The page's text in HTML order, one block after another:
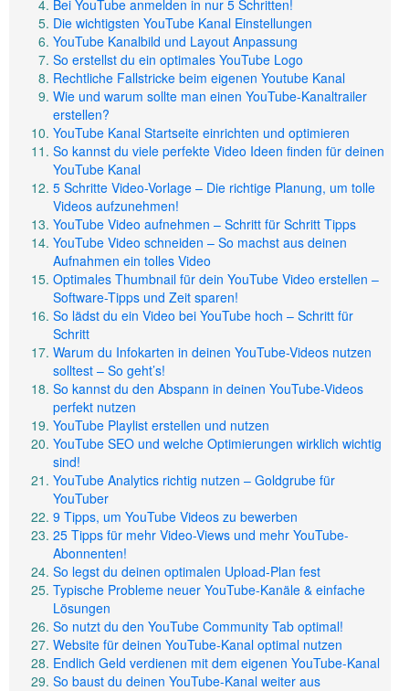
Bei YouTube anmelden in nur 5 Schritten!
Die wichtigsten YouTube Kanal Einstellungen
YouTube Kanalbild und Layout Anpassung
So erstellst du ein optimales YouTube Logo
Rechtliche Fallstricke beim eigenen Youtube Kanal
Wie und warum sollte man einen YouTube-Kanaltrailer
erstellen?
YouTube Kanal Startseite einrichten und optimieren
So kannst du viele perfekte Video Ideen finden für deinen
YouTube Kanal
5 Schritte Video-Vorlage – Die richtige Planung, um tolle
Videos aufzunehmen!
YouTube Video aufnehmen – Schritt für Schritt Tipps
YouTube Video schneiden – So machst aus deinen
Aufnahmen ein tolles Video
Optimales Thumbnail für dein YouTube Video erstellen –
Software-Tipps und Zeit sparen!
So lädst du ein Video bei YouTube hoch – Schritt für
Schritt
Warum du Infokarten in deinen YouTube-Videos nutzen
solltest – So geht’s!
So kannst du den Abspann in deinen YouTube-Videos
perfekt nutzen
YouTube Playlist erstellen und nutzen
YouTube SEO und welche Optimierungen wirklich wichtig
sind!
YouTube Analytics richtig nutzen – Goldgrube für
YouTuber
9 Tipps, um YouTube Videos zu bewerben
25 Tipps für mehr Video-Views und mehr YouTube-
Abonnenten!
So legst du deinen optimalen Upload-Plan fest
Typische Probleme neuer YouTube-Kanäle & einfache
Lösungen
So nutzt du den YouTube Community Tab optimal!
Website für deinen YouTube-Kanal optimal nutzen
Endlich Geld verdienen mit dem eigenen YouTube-Kanal
So baust du deinen YouTube-Kanal weiter aus